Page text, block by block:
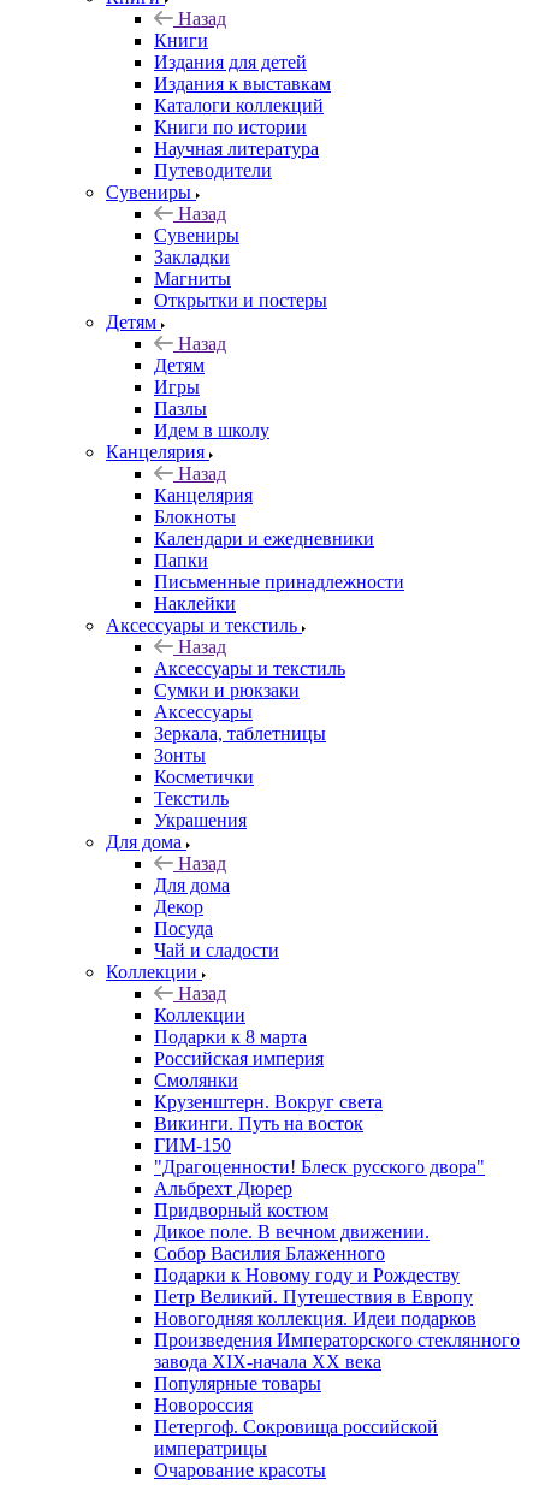
Назад
Книги
Издания для детей
Издания к выставкам
Каталоги коллекций
Книги по истории
Научная литература
Путеводители
Сувениры
Назад
Сувениры
Закладки
Магниты
Открытки и постеры
Детям
Назад
Детям
Игры
Пазлы
Идем в школу
Канцелярия
Назад
Канцелярия
Блокноты
Календари и ежедневники
Папки
Письменные принадлежности
Наклейки
Аксессуары и текстиль
Назад
Аксессуары и текстиль
Сумки и рюкзаки
Аксессуары
Зеркала, таблетницы
Зонты
Косметички
Текстиль
Украшения
Для дома
Назад
Для дома
Декор
Посуда
Чай и сладости
Коллекции
Назад
Коллекции
Подарки к 8 марта
Российская империя
Смолянки
Крузенштерн. Вокруг света
Викинги. Путь на восток
ГИМ-150
"Драгоценности! Блеск русского двора"
Альбрехт Дюрер
Придворный костюм
Дикое поле. В вечном движении.
Собор Василия Блаженного
Подарки к Новому году и Рождеству
Петр Великий. Путешествия в Европу
Новогодняя коллекция. Идеи подарков
Произведения Императорского стеклянного
завода XIX-начала XX века
Популярные товары
Новороссия
Петергоф. Сокровища российской
императрицы
Очарование красоты